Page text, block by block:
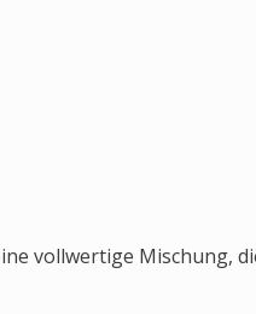
vollwertige Mischung,